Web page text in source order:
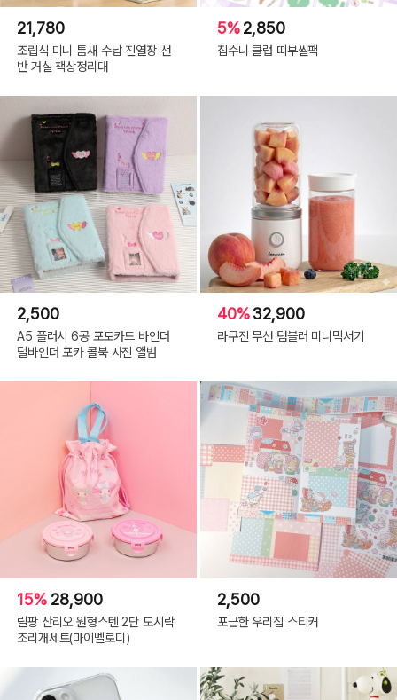
21,780
조립식 미니 틈새 수납 진열장 선
반 거실 책상정리대
5%2,850
집수니 클럽 띠부씰팩
2,500
A5 플러시 6공 포토카드 바인더
털바인더 포카 콜북 사진 앨범
40%32,900
라쿠진 무선 텀블러 미니믹서기
15% 28,900
릴팡 산리오 원형스텐 2단 도시락
조리개세트(마이멜로디)
2,500
포근한 우리집 스티커